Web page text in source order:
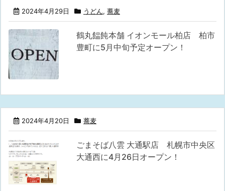
2024年4月29日 うどん, 蕎麦
鶴丸饂飩本舗 イオンモール柏店 柏市
豊町に5月中旬予定オープン！
2024年4月20日 蕎麦
ごまそば八雲 大通駅店 札幌市中央区
大通西に4月26日オープン！